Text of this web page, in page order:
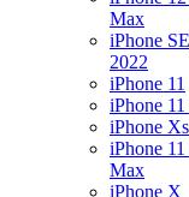
Max
iPhone SE
2022
iPhone 11
iPhone
iPhone
iPhone
Max
iPhone X